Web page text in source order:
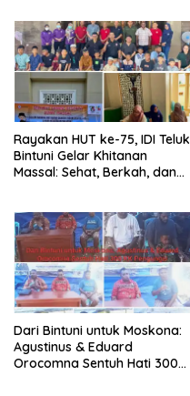
Rayakan HUT ke-75, IDI Teluk
Bintuni Gelar Khitanan
Massal: Sehat, Berkah, dan
Dari Bintuni untuk Moskona:
Agustinus & Eduard
Orocomna Sentuh Hati 300